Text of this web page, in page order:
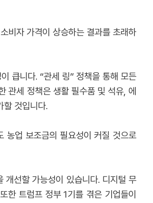
비자 가격이 상승하는 결과를 초래하
큽니다. “관세 링” 정책을 통해 모든
관세 정책은 생활 필수품 및 석유, 에
할 것입니다.
농업 보조금의 필요성이 커질 것으로
개선할 가능성이 있습니다. 디지털 무
트럼프 정부 1기를 겪은 기업들이